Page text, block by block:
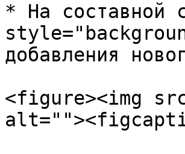
* На составной
добавления
<figure><img